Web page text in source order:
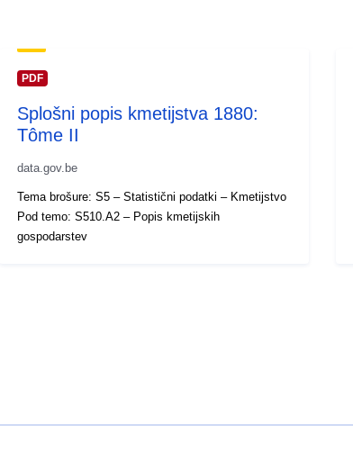
PDF
Splošni popis kmetijstva 1880:
Tôme II
data.gov.be
Tema brošure: S5 – Statistični podatki – Kmetijstvo
Pod temo: S510.A2 – Popis kmetijskih
gospodarstev